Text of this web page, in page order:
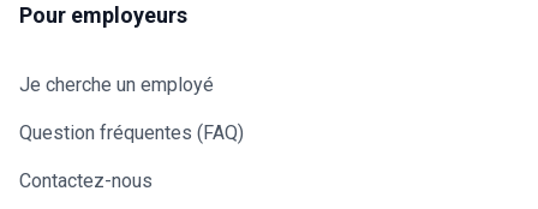
Pour employeurs
Je cherche un employé
Question fréquentes (FAQ)
Contactez-nous